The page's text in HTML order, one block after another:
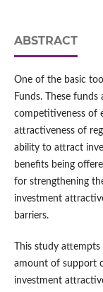
ABSTRACT
One of the basic
Funds. These
competitiveness of
attractiveness of
ability to attract
benefits being
for strengthening
investment
barriers.
This study
amount of support
investment